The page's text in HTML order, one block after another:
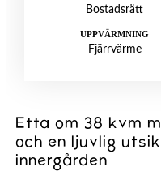
Bostadsrätt
UPPVÄRMNING
Fjärrvärme
Etta om 38 kvm
och en ljuvlig
innergården